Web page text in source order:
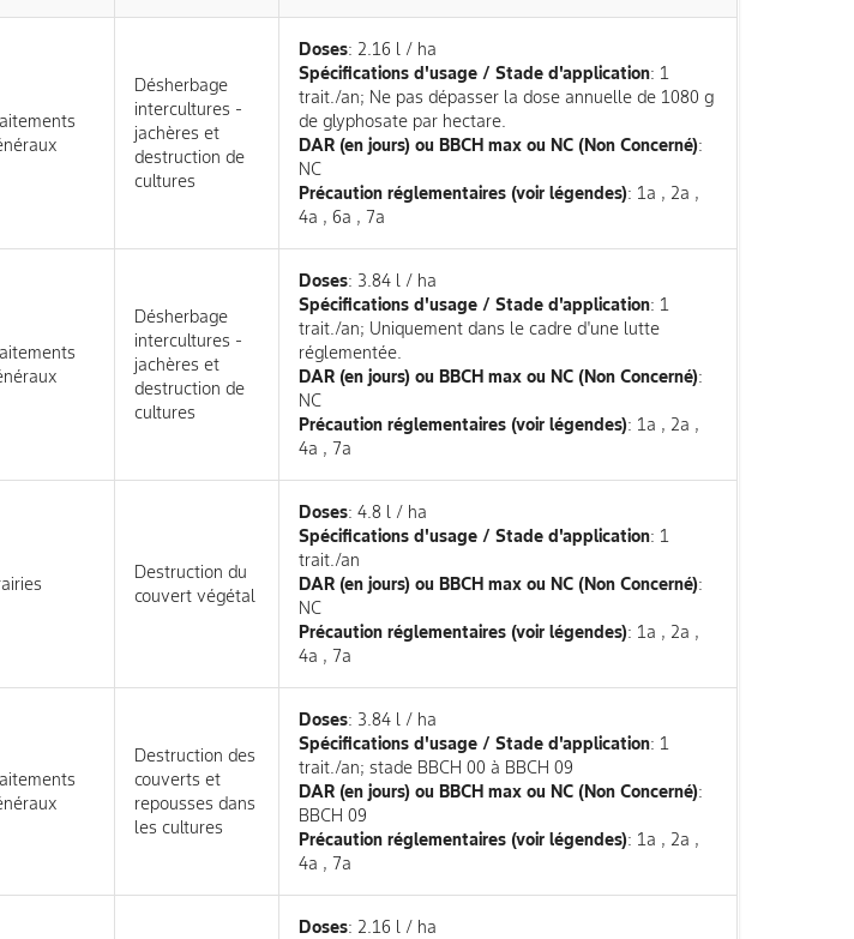
Désherbage
intercultures -
jachères et
destruction de
cultures
Doses: 2.16 l / ha
Spécifications d'usage / Stade d'application: 1
trait./an; Ne pas dépasser la dose annuelle de 1080 g
de glyphosate par hectare.
DAR (en jours) ou BBCH max ou NC (Non Concerné):
NC
Précaution réglementaires (voir légendes): 1a , 2a ,
4a , 6a , 7a
Désherbage
intercultures -
jachères et
destruction de
cultures
Doses: 3.84 l / ha
Spécifications d'usage / Stade d'application: 1
trait./an; Uniquement dans le cadre d'une lutte
réglementée.
DAR (en jours) ou BBCH max ou NC (Non Concerné):
NC
Précaution réglementaires (voir légendes): 1a , 2a ,
4a , 7a
Destruction du
couvert végétal
Doses: 4.8 l / ha
Spécifications d'usage / Stade d'application: 1
trait./an
DAR (en jours) ou BBCH max ou NC (Non Concerné):
NC
Précaution réglementaires (voir légendes): 1a , 2a ,
4a , 7a
Destruction des
couverts et
repousses dans
les cultures
Doses: 3.84 l / ha
Spécifications d'usage / Stade d'application: 1
trait./an; stade BBCH 00 à BBCH 09
DAR (en jours) ou BBCH max ou NC (Non Concerné):
BBCH 09
Précaution réglementaires (voir légendes): 1a , 2a ,
4a , 7a
Doses: 2.16 l / ha